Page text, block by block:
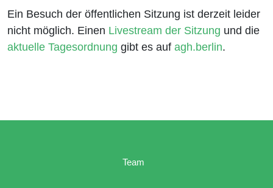
Ein Besuch der öffentlichen Sitzung ist derzeit leider
nicht möglich. Einen Livestream der Sitzung und die
aktuelle Tagesordnung gibt es auf agh.berlin.
Team